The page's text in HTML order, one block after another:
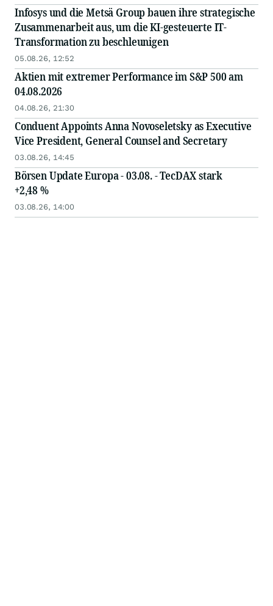
Infosys und die Metsä Group bauen ihre strategische
Zusammenarbeit aus, um die KI-gesteuerte IT-
Transformation zu beschleunigen
05.08.26, 12:52
Aktien mit extremer Performance im S&P 500 am
04.08.2026
04.08.26, 21:30
Conduent Appoints Anna Novoseletsky as Executive
Vice President, General Counsel and Secretary
03.08.26, 14:45
Börsen Update Europa - 03.08. - TecDAX stark
+2,48 %
03.08.26, 14:00